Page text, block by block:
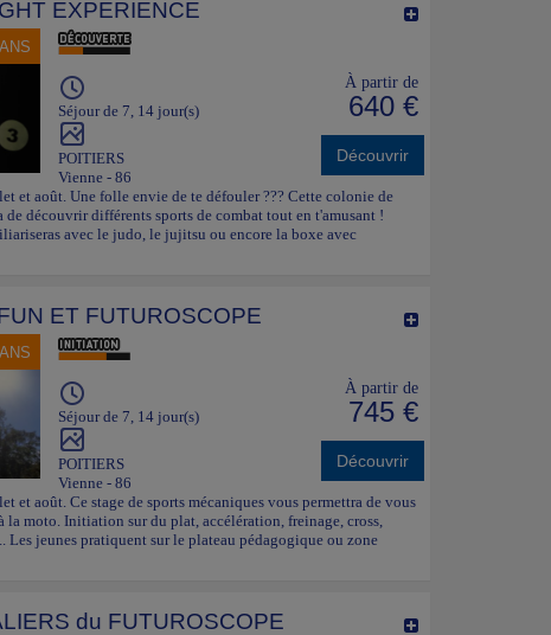
EXPERIENCE
Séjour de 7, 14 jour(s)
POITIERS
Vienne - 86
À partir de
640 €
Découvrir
et août. Une folle envie de te défouler ??? Cette colonie de
découvrir différents sports de combat tout en t'amusant !
avec le judo, le jujitsu ou encore la boxe avec
ET FUTUROSCOPE
Séjour de 7, 14 jour(s)
POITIERS
Vienne - 86
À partir de
745 €
Découvrir
et août. Ce stage de sports mécaniques vous permettra de vous
moto. Initiation sur du plat, accélération, freinage, cross,
Les jeunes pratiquent sur le plateau pédagogique ou zone
du FUTUROSCOPE